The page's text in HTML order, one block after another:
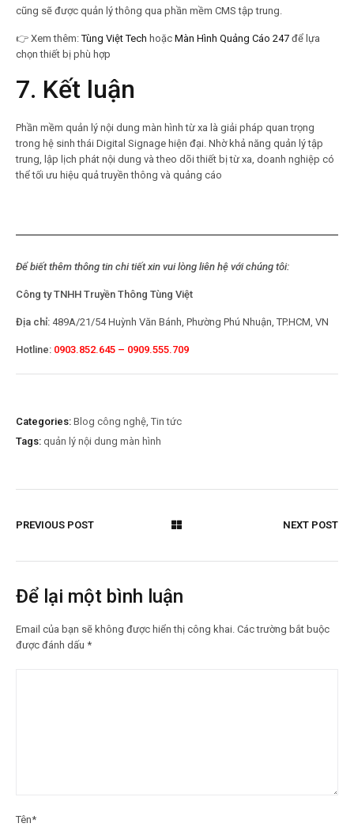
cũng sẽ được quản lý thông qua phần mềm CMS tập trung.
👉 Xem thêm: Tùng Việt Tech hoặc Màn Hình Quảng Cáo 247 để lựa
chọn thiết bị phù hợp
7. Kết luận
Phần mềm quản lý nội dung màn hình từ xa là giải pháp quan trọng
trong hệ sinh thái Digital Signage hiện đại. Nhờ khả năng quản lý tập
trung, lập lịch phát nội dung và theo dõi thiết bị từ xa, doanh nghiệp có
thể tối ưu hiệu quả truyền thông và quảng cáo
Để biết thêm thông tin chi tiết xin vui lòng liên hệ với chúng tôi:
Công ty TNHH Truyền Thông Tùng Việt
Địa chỉ: 489A/21/54 Huỳnh Văn Bánh, Phường Phú Nhuận, TP.HCM, VN
Hotline: 0903.852.645 – 0909.555.709
Categories: Blog công nghệ Tin tức
Tags: quản lý nội dung màn hình
PREVIOUS POST NEXT POST
Để lại một bình luận
Email của bạn sẽ không được hiển thị công khai. Các trường bắt buộc
được đánh dấu *
Tên*